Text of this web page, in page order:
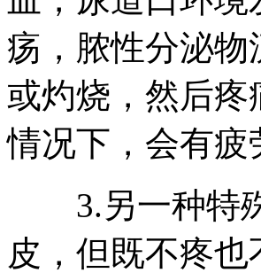
疡，脓性分泌
或灼烧，然后
情况下，会有
3.另一种特殊
皮，但既不疼